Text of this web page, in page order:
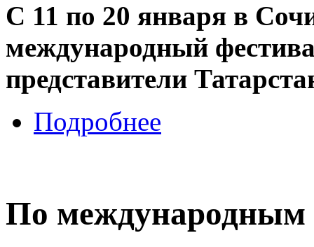
С 11 по 20 января в
международный
представители
Подробнее
По международным